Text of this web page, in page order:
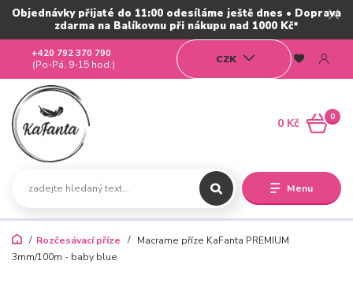
Objednávky přijaté do 11:00 odesíláme ještě dnes • Doprava
zdarma na Balíkovnu při nákupu nad 1000 Kč*
Menu
CZK
+420 792 370 790
(Po-Pá, 9-15 hod.)
0
0 Kč
Rozčesávací příze
Macrame příze KaFanta PREMIUM
3mm/100m - baby blue